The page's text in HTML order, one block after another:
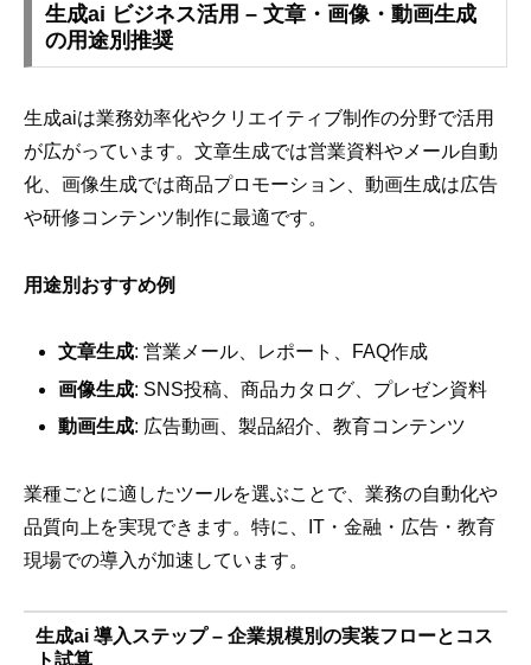
生成ai ビジネス活用 – 文章・画像・動画生成
の用途別推奨
生成aiは業務効率化やクリエイティブ制作の分野で活用
が広がっています。文章生成では営業資料やメール自動
化、画像生成では商品プロモーション、動画生成は広告
や研修コンテンツ制作に最適です。
用途別おすすめ例
文章生成: 営業メール、レポート、FAQ作成
画像生成: SNS投稿、商品カタログ、プレゼン資料
動画生成: 広告動画、製品紹介、教育コンテンツ
業種ごとに適したツールを選ぶことで、業務の自動化や
品質向上を実現できます。特に、IT・金融・広告・教育
現場での導入が加速しています。
生成ai 導入ステップ – 企業規模別の実装フローとコス
ト試算